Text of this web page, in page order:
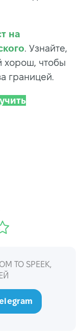
на
. Узнайте,
хорош, чтобы
границей.
TO SPEEK,